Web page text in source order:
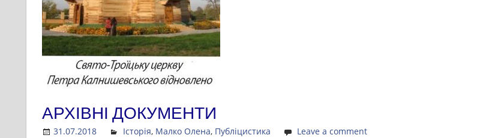
АРХІВНІ ДОКУМЕНТИ
31.07.2018 Admin
Історія, Малко Олена, Публіцистика Leave a comment